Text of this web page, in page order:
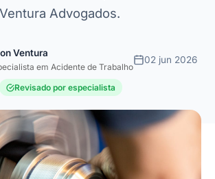
Advogados.
Ventura
em Acidente de Trabalho
02 jun 2026
Revisado por especialista